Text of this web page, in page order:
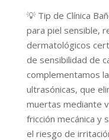
💡 Tip de Clínica
para piel sensible,
dermatológicos
de sensibilidad de
complementamos
ultrasónicas, que
muertas mediante
fricción mecánica y
el riesgo de